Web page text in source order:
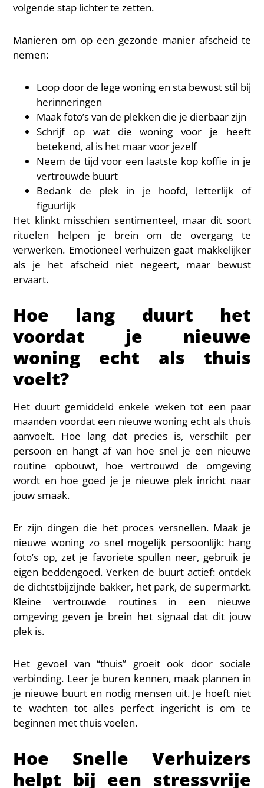
volgende stap lichter te zetten.
Manieren om op een gezonde manier afscheid te
nemen:
Loop door de lege woning en sta bewust stil bij
herinneringen
Maak foto’s van de plekken die je dierbaar zijn
Schrijf op wat die woning voor je heeft
betekend, al is het maar voor jezelf
Neem de tijd voor een laatste kop koffie in je
vertrouwde buurt
Bedank de plek in je hoofd, letterlijk of
figuurlijk
Het klinkt misschien sentimenteel, maar dit soort
rituelen helpen je brein om de overgang te
verwerken. Emotioneel verhuizen gaat makkelijker
als je het afscheid niet negeert, maar bewust
ervaart.
Hoe lang duurt het
voordat je nieuwe
woning echt als thuis
voelt?
Het duurt gemiddeld enkele weken tot een paar
maanden voordat een nieuwe woning echt als thuis
aanvoelt. Hoe lang dat precies is, verschilt per
persoon en hangt af van hoe snel je een nieuwe
routine opbouwt, hoe vertrouwd de omgeving
wordt en hoe goed je je nieuwe plek inricht naar
jouw smaak.
Er zijn dingen die het proces versnellen. Maak je
nieuwe woning zo snel mogelijk persoonlijk: hang
foto’s op, zet je favoriete spullen neer, gebruik je
eigen beddengoed. Verken de buurt actief: ontdek
de dichtstbijzijnde bakker, het park, de supermarkt.
Kleine vertrouwde routines in een nieuwe
omgeving geven je brein het signaal dat dit jouw
plek is.
Het gevoel van “thuis” groeit ook door sociale
verbinding. Leer je buren kennen, maak plannen in
je nieuwe buurt en nodig mensen uit. Je hoeft niet
te wachten tot alles perfect ingericht is om te
beginnen met thuis voelen.
Hoe Snelle Verhuizers
helpt bij een stressvrije